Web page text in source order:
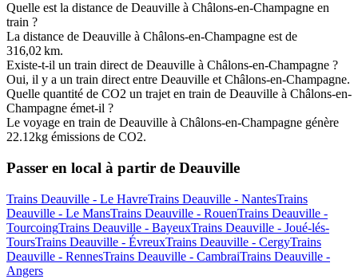
Quelle est la distance de Deauville à Châlons-en-Champagne en
train ?
La distance de Deauville à Châlons-en-Champagne est de
316,02 km.
Existe-t-il un train direct de Deauville à Châlons-en-Champagne ?
Oui, il y a un train direct entre Deauville et Châlons-en-Champagne.
Quelle quantité de CO2 un trajet en train de Deauville à Châlons-en-
Champagne émet-il ?
Le voyage en train de Deauville à Châlons-en-Champagne génère
22.12kg émissions de CO2.
Passer en local à partir de Deauville
Trains Deauville - Le HavreTrains Deauville - NantesTrains
Deauville - Le MansTrains Deauville - RouenTrains Deauville -
TourcoingTrains Deauville - BayeuxTrains Deauville - Joué-lés-
ToursTrains Deauville - ÉvreuxTrains Deauville - CergyTrains
Deauville - RennesTrains Deauville - CambraiTrains Deauville -
Angers